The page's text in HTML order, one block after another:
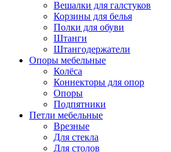
Вешалки для галстуков
Корзины для белья
Полки для обуви
Штанги
Штангодержатели
Опоры мебельные
Колёса
Коннекторы для опор
Опоры
Подпятники
Петли мебельные
Врезные
Для стекла
Для столов